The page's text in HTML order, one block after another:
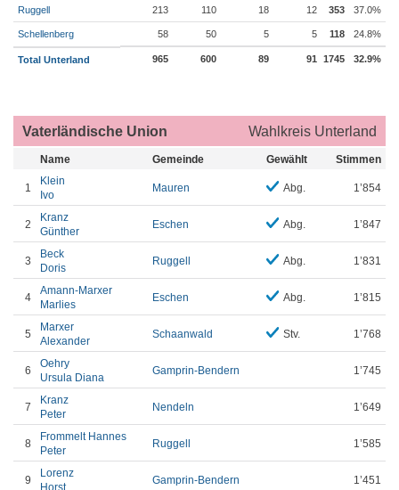
Ruggell 213 110 18 12 353 37.0%
Schellenberg 58 50 5 5 118 24.8%
Total Unterland 965 600 89 91 1745 32.9%
Vaterländische Union Wahlkreis Unterland
Name Gemeinde Gewählt Stimmen
1
Klein
Ivo
Mauren Abg. 1’854
2
Kranz
Günther
Eschen Abg. 1’847
3
Beck
Doris
Ruggell Abg. 1’831
4
Amann-Marxer
Marlies
Eschen Abg. 1’815
5
Marxer
Alexander
Schaanwald Stv. 1’768
6
Oehry
Ursula Diana
Gamprin-Bendern 1’745
7
Kranz
Peter
Nendeln 1’649
8
Frommelt Hannes
Peter
Ruggell 1’585
9
Lorenz
Gamprin-Bendern 1’451